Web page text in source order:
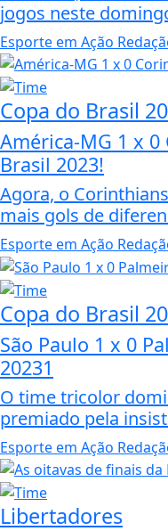
jogos neste
Esporte em Ação
Copa do Brasil
América-MG 1 x
Brasil 2023!
Agora, o
mais gols de
Esporte em Ação
Copa do Brasil
São Paulo 1 x 0
20231
O time tricolor
premiado pela
Esporte em Ação
Libertadores